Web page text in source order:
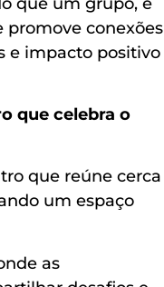
conexões
e impacto positivo
que celebra o
que reúne cerca
um espaço
as